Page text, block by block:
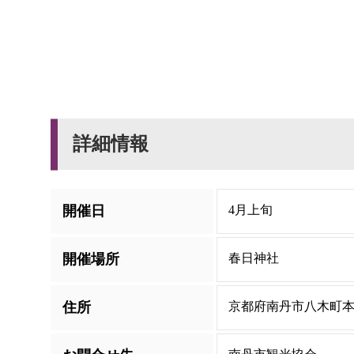
詳細情報
開催日 4月上旬
開催場所 春日神社
住所 京都府南丹市八木町